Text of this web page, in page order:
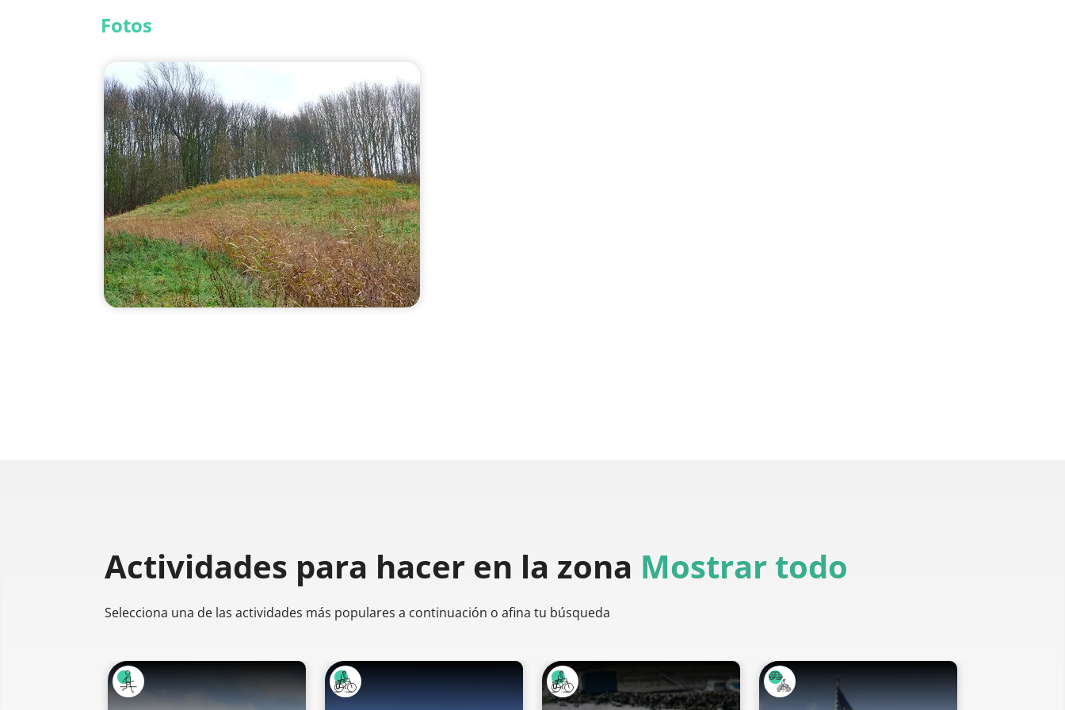
Fotos
Actividades para hacer en la zona Mostrar todo
Selecciona una de las actividades más populares a continuación o afina tu búsqueda